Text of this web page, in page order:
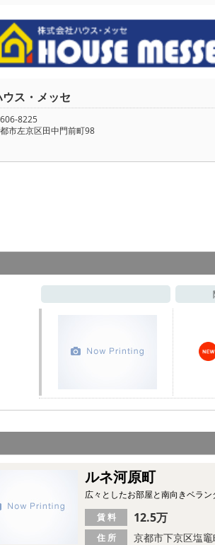
ウス・メッセ
8225
市左京区田中門前町98
ルネ河原町
広々としたお部屋と南向きベラン
住 所 京都市下京区塩
賃 料 12.5万